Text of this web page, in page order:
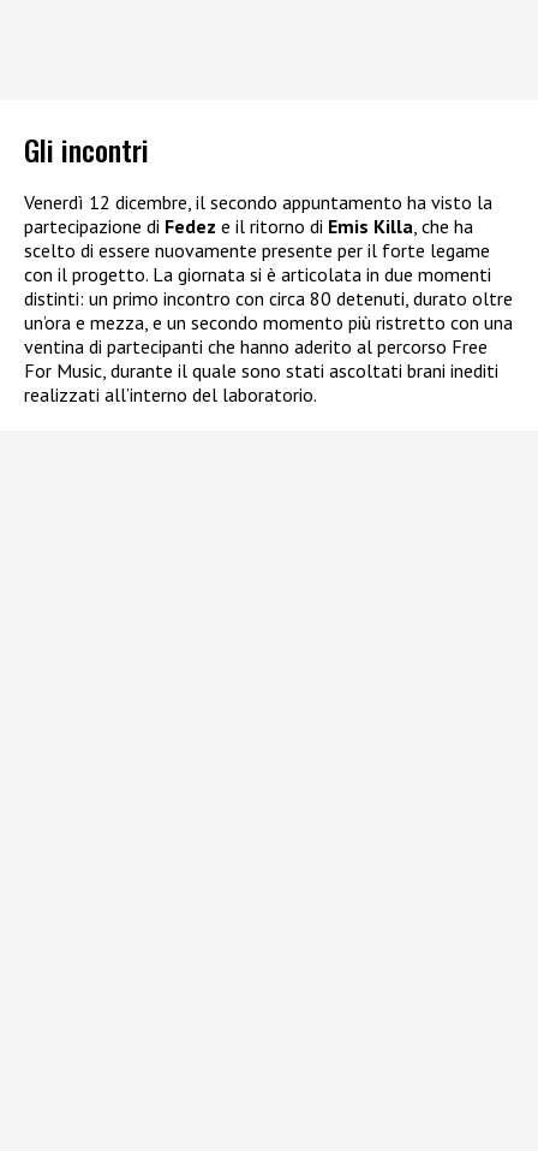
Gli incontri
Venerdì 12 dicembre, il secondo appuntamento ha visto la
partecipazione di Fedez e il ritorno di Emis Killa , che ha
scelto di essere nuovamente presente per il forte legame
con il progetto. La giornata si è articolata in due momenti
distinti: un primo incontro con circa 80 detenuti, durato oltre
un’ora e mezza, e un secondo momento più ristretto con una
ventina di partecipanti che hanno aderito al percorso Free
For Music, durante il quale sono stati ascoltati brani inediti
realizzati all’interno del laboratorio.